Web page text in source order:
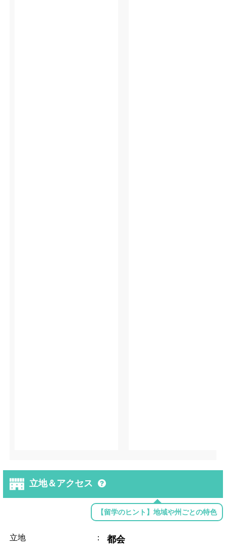
立地＆アクセス
【留学のヒント】地域や州ごとの特色
立地 ： 都会